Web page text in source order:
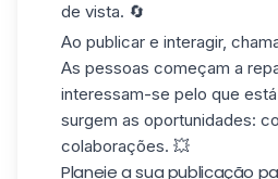
de vista. 🔄
Ao publicar e interagir,
As pessoas começam a
interessam-se pelo que
surgem as oportunidades:
colaborações. 💥
Planeie a sua publicação